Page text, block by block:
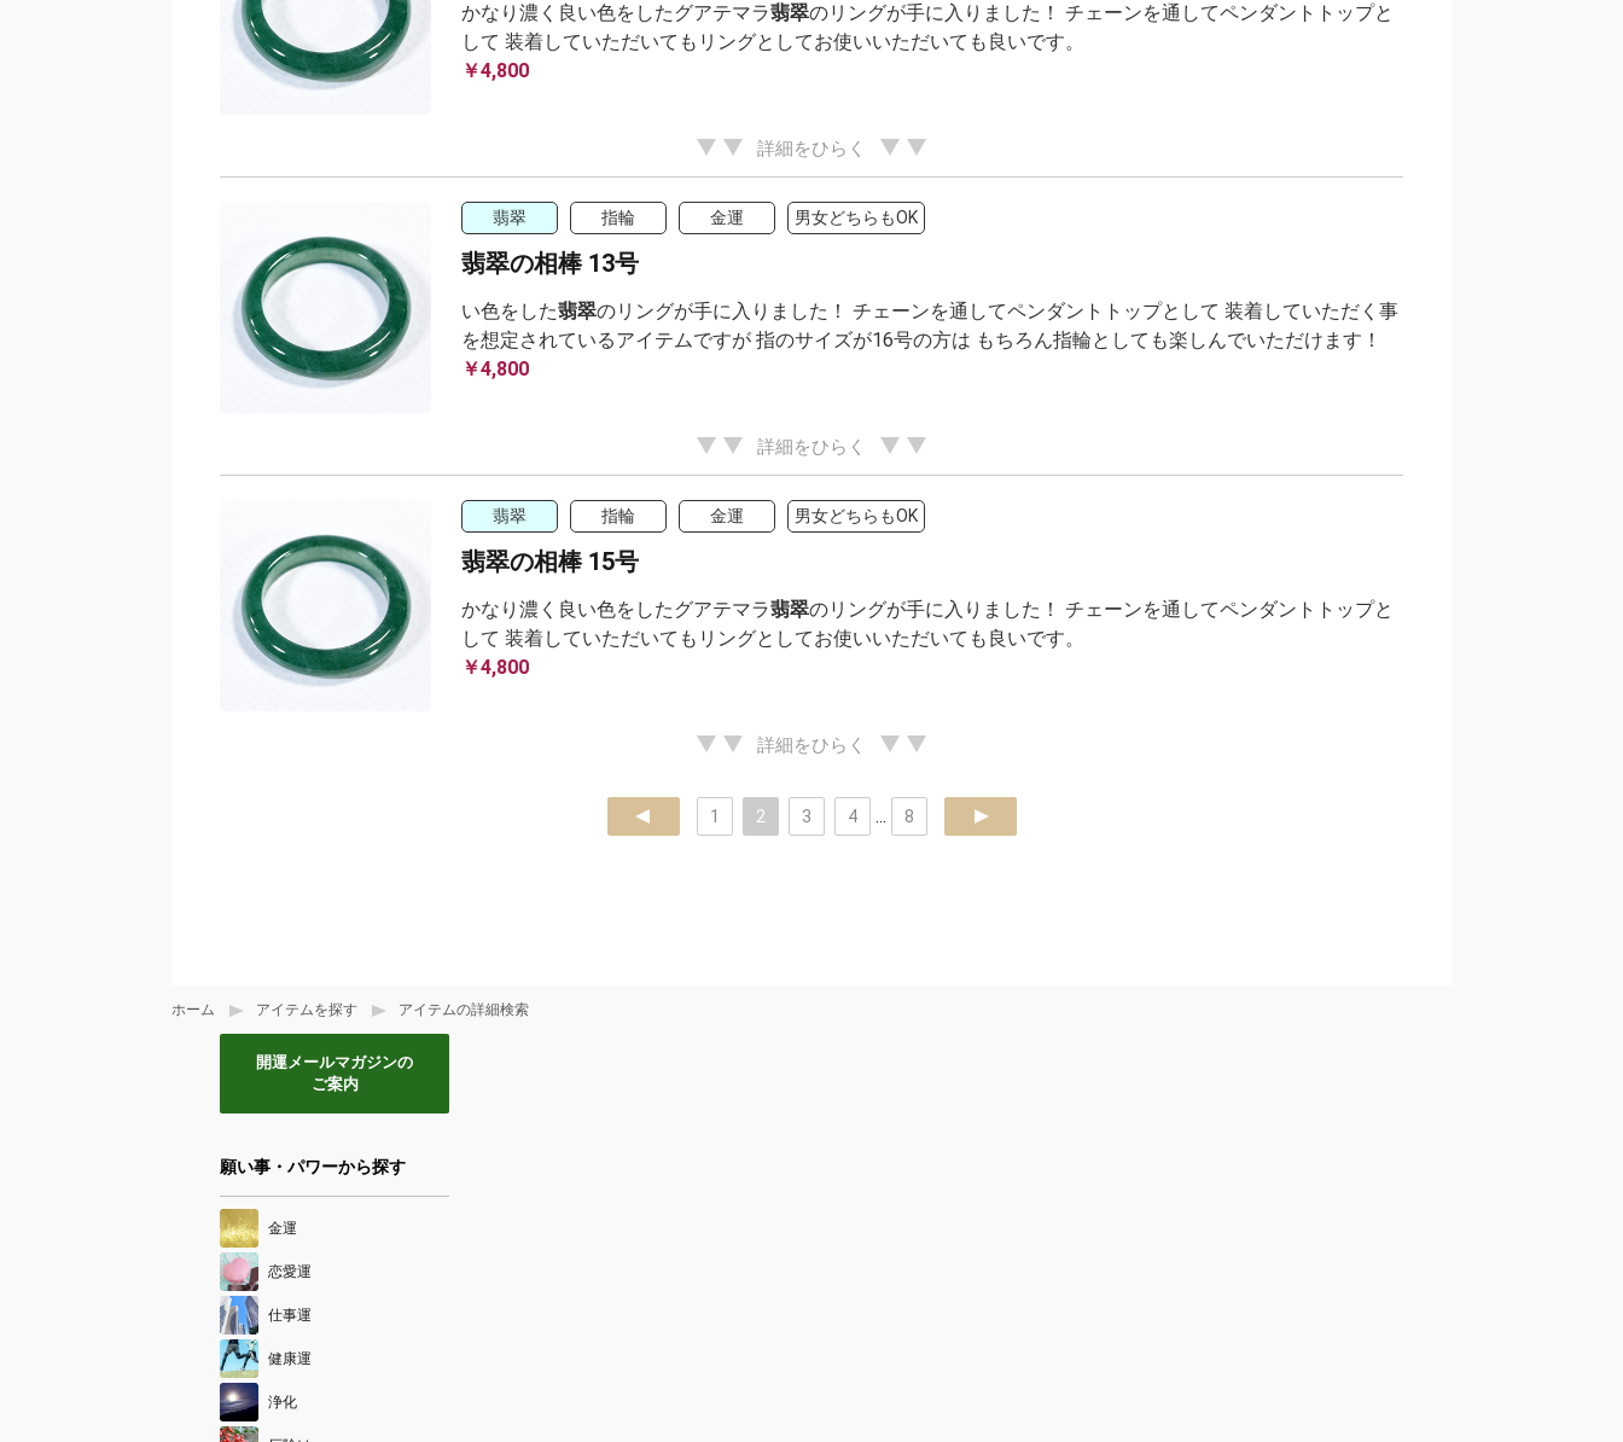
ホーム アイテムを探す アイテムの詳細検索
かなり濃く良い色をしたグアテマラ翡翠のリングが手に入りました！ チェーンを通してペンダントトップと
して 装着していただいてもリングとしてお使いいただいても良いです。
￥4,800
詳細をひらく
翡翠 指輪 金運 男女どちらもOK
翡翠の相棒 13号
い色をした翡翠のリングが手に入りました！ チェーンを通してペンダントトップとして 装着していただく事
を想定されているアイテムですが 指のサイズが16号の方は もちろん指輪としても楽しんでいただけます！
￥4,800
詳細をひらく
翡翠 指輪 金運 男女どちらもOK
翡翠の相棒 15号
かなり濃く良い色をしたグアテマラ翡翠のリングが手に入りました！ チェーンを通してペンダントトップと
して 装着していただいてもリングとしてお使いいただいても良いです。
￥4,800
詳細をひらく
prev 1 2 3 4 8 next
開運メールマガジンの
ご案内
願い事・パワーから探す
金運
恋愛運
仕事運
健康運
浄化